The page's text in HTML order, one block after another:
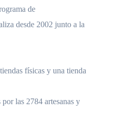
de
desde 2002 junto a la
físicas y una tienda
las 2784 artesanas y